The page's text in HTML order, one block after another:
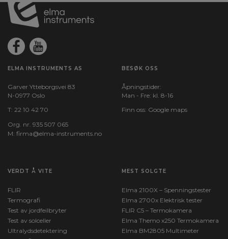
ELMA INSTRUMENTS AS
Garver Ytteborgsvei 83
N-0977 Oslo
T: 22 10 42 70
Org. nr. 935 507 065
M: firma@elma-instruments.no​
BESØK OSS
Åpningstider:
Man - Fre: kl. 8-16
Finn oss: Google maps
VERDT Å VITE
FLIR
Termografi
Test av jordfeilbryter
Test av solceller
Ultralydsdetektering
MEST SOLGTE
Elma 2100X – Spenningstester
Elma 2700x Elektrisk tester
FLIR C5 – Termokamera
Elma Themo x250 Termokamera
Elma BM2805 Multimeter